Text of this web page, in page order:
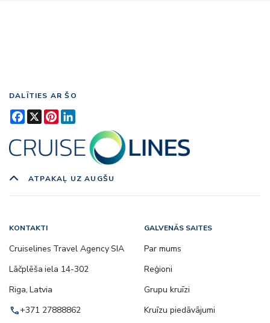
DALĪTIES AR ŠO
Facebook
X Pinterest
ATPAKAĻ UZ AUGŠU
KONTAKTI
Cruiselines Travel Agency SIA
Lāčplēša iela 14-302
Riga, Latvia
call+371 27888862
GALVENĀS SAITES
Par mums
Reģioni
Grupu kruīzi
Kruīzu piedāvājumi